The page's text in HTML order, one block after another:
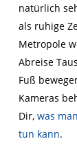
natürlich
als ruhige
Metropole
Abreise
Fuß
Kameras
Dir, was
tun kann.